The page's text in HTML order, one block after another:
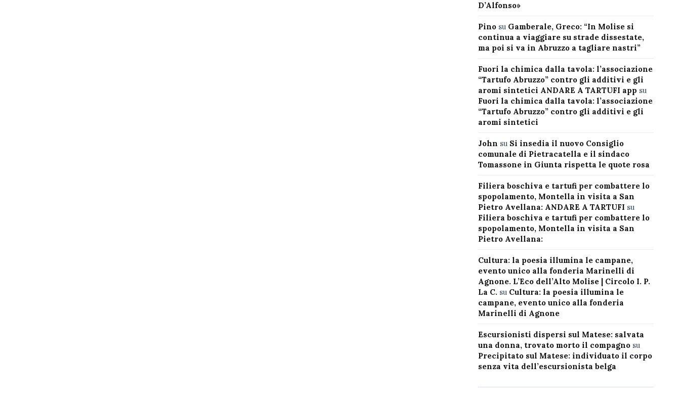
D’Alfonso»
Pinosu Gamberale, Greco: “In Molise si
continua a viaggiare su strade dissestate,
ma poi si va in Abruzzo a tagliare nastri”
Fuori la chimica dalla tavola: l’associazione
“Tartufo Abruzzo” contro gli additivi e gli
aromi sintetici ANDARE A TARTUFI app su
Fuori la chimica dalla tavola: l’associazione
“Tartufo Abruzzo” contro gli additivi e gli
aromi sintetici
John su Si insedia il nuovo Consiglio
comunale di Pietracatella e il sindaco
Tomassone in Giunta rispetta le quote rosa
Filiera boschiva e tartufi per combattere lo
spopolamento, Montella in visita a San
Pietro Avellana: ANDARE A TARTUFI su
Filiera boschiva e tartufi per combattere lo
spopolamento, Montella in visita a San
Pietro Avellana:
Cultura: la poesia illumina le campane,
evento unico alla fonderia Marinelli di
Agnone. L’Eco dell’Alto Molise | Circolo I. P.
La C. su Cultura: la poesia illumina le
campane, evento unico alla fonderia
Marinelli di Agnone
Escursionisti dispersi sul Matese: salvata
una donna, trovato morto il compagnosu
Precipitato sul Matese: individuato il corpo
senza vita dell’escursionista belga